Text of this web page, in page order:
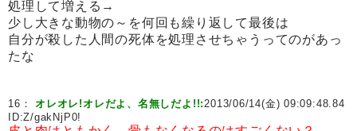
処理して増える→
少し大きな動物の～を何回も繰り返して最後は
自分が殺した人間の死体を処理させちゃうってのがあっ
たな
16：オレオレ!オレだよ、名無しだよ!!:2013/06/14(金) 09:09:48.84
ID:Z/gakNjP0!